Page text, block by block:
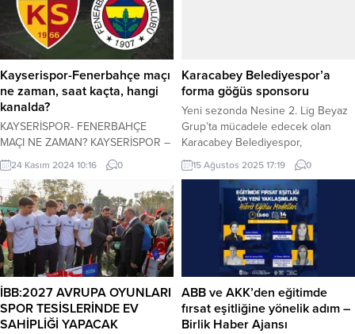
Kayserispor-Fenerbahçe maçı
ne zaman, saat kaçta, hangi
kanalda?
KAYSERİSPOR- FENERBAHÇE
MAÇI NE ZAMAN? KAYSERİSPOR –
FENERBAHÇE MAÇI MUHTEMEL
11’LER? BHA-SPOR Fenerbahçe
Bellona Kayserispor ile karşı
karşıya geliyor. Peki, Kayserispor –
Fenerbahçe maçı saat kaçta, ne
zaman ve hangi kanalda canlı
yayınlanacak Direnç
Tonusluoğlu’nun yöneteceği maçın
yayın saati, kanalı ve muhtemel
11’leri merak ediliyor. Peki
Kayserispor – Fenerbahçe maçı...
24 Kasım 2024 10:16 0
Karacabey Belediyespor’a
forma göğüs sponsoru
Yeni sezonda Nesine 2. Lig Beyaz
Grup’ta mücadele edecek olan
Karacabey Belediyespor,
sponsorluk anlamında önemli bir iş
birliğine daha imza attı. Kulüp,
inşaat sektörünün önde gelen
firmalarından Yücelen Yapı ile 1
yıllık forma göğüs sponsorluğu
anlaşması gerçekleştirdi. BURSA
(İGFA) – Bursa temsilcisi Karacabey
Belediyespor Tesisleri’nde
düzenlenen imza törenine Kulüp...
15 Ağustos 2025 17:19 0
İBB:2027 AVRUPA OYUNLARI
SPOR TESİSLERİNDE EV
SAHİPLİĞİ YAPACAK
ABB ve AKK’den eğitimde
fırsat eşitliğine yönelik adım –
Birlik Haber Ajansı